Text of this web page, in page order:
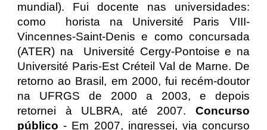
mundial). Fui docente nas universidades:
como horista na Université Paris VIII-
Vincennes-Saint-Denis e como concursada
(ATER) na Université Cergy-Pontoise e na
Université Paris-Est Créteil Val de Marne. De
retorno ao Brasil, em 2000, fui recém-doutor
na UFRGS de 2000 a 2003, e depois
retornei à ULBRA, até 2007. Concurso
público - Em 2007, ingressei, via concurso